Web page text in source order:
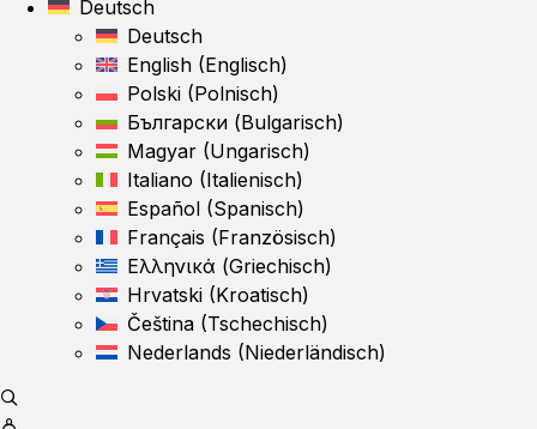
Deutsch
Deutsch
English (Englisch)
Polski (Polnisch)
Български (Bulgarisch)
Magyar (Ungarisch)
Italiano (Italienisch)
Español (Spanisch)
Français (Französisch)
Ελληνικά (Griechisch)
Hrvatski (Kroatisch)
Čeština (Tschechisch)
Nederlands (Niederländisch)